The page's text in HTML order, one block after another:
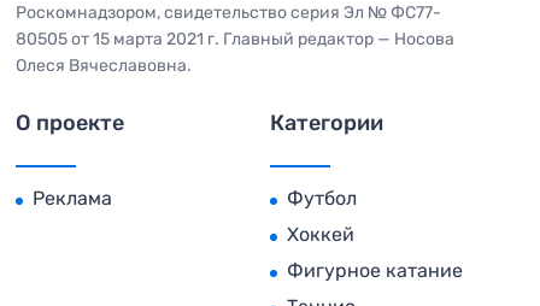
Роскомнадзором, свидетельство серия Эл № ФС77-
80505 от 15 марта 2021 г. Главный редактор — Носова
Олеся Вячеславовна.
О проекте
Реклама
Категории
Футбол
Хоккей
Фигурное катание